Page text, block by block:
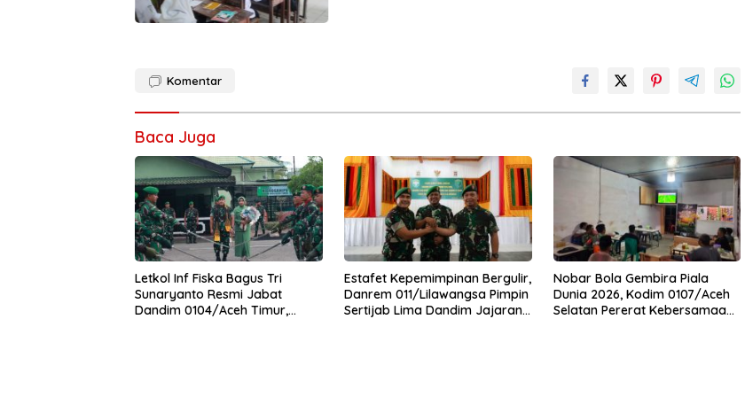
Komentar
Baca Juga
Letkol Inf Fiska Bagus Tri
Sunaryanto Resmi Jabat
Dandim 0104/Aceh Timur,
Estafet Kepemimpinan Bergulir,
Danrem 011/Lilawangsa Pimpin
Sertijab Lima Dandim Jajaran
Nobar Bola Gembira Piala
Dunia 2026, Kodim 0107/Aceh
Selatan Pererat Kebersamaan